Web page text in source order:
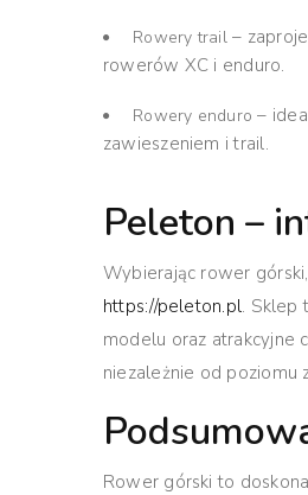
Rowery trail–
rowerów XC i enduro.
Rowery enduro –
zawieszeniem i trail.
Peleton –
Wybierając rower
https://peleton.pl. Sklep
modelu oraz atrakcyjne
niezależnie od poziomu
Rower górski to